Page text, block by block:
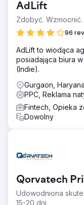
AdLift
Zdobyć. Wzmocnić.
96
AdLift to wiodąca
posiadająca biura
(Indie).
Gurgaon,
PPC, Reklama
Fintech, Opieka
Dowolny
Qorvatech
Udowodniona
15-20 dni